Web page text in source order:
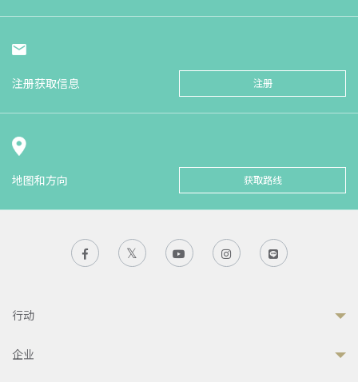
注册获取信息 注册
地图和方向 获取路线
行动
企业